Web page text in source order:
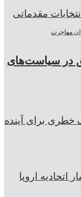
مقدماتی
در سیاست‌های
خطری برای آینده
اتحادیه اروپا